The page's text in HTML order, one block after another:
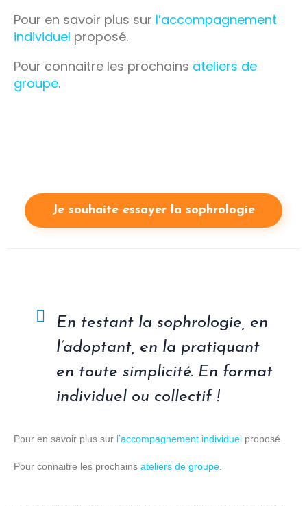
Pour en savoir plus sur l’accompagnement
individuel proposé.
Pour connaitre les prochains ateliers de
groupe.
Je souhaite essayer la sophrologie
En testant la sophrologie, en
l’adoptant, en la pratiquant
en toute simplicité. En format
individuel ou collectif !
Pour en savoir plus sur l’accompagnement individuel proposé.
Pour connaitre les prochains ateliers de groupe